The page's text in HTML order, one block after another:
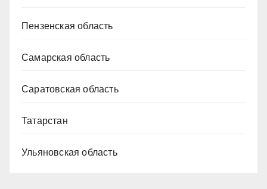
Пензенская область
Самарская область
Саратовская область
Татарстан
Ульяновская область